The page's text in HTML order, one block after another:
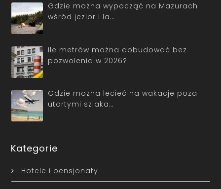
Gdzie można wypocząć na Mazurach
wśród jezior i la…
Ile metrów można dobudować bez
pozwolenia w 2026?
Gdzie można lecieć na wakacje poza
utartymi szlaka…
Kategorie
Hotele i pensjonaty